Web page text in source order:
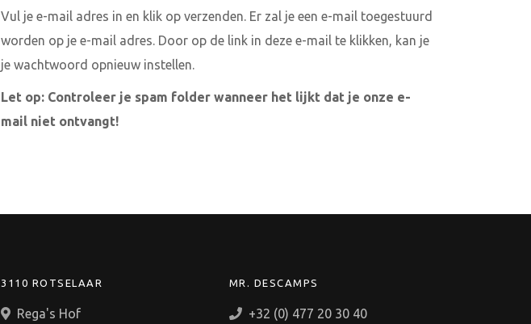
Vul je e-mail adres in en klik op verzenden. Er zal je een e-mail toegestuurd
worden op je e-mail adres. Door op de link in deze e-mail te klikken, kan je
je wachtwoord opnieuw instellen.
Let op: Controleer je spam folder wanneer het lijkt dat je onze e-
mail niet ontvangt!
3110 ROTSELAAR
Rega's Hof
MR. DESCAMPS
+32 (0) 477 20 30 40